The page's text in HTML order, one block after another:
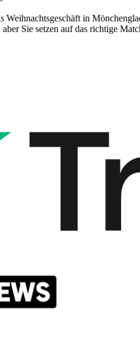
in
Sie setzen auf das richtige